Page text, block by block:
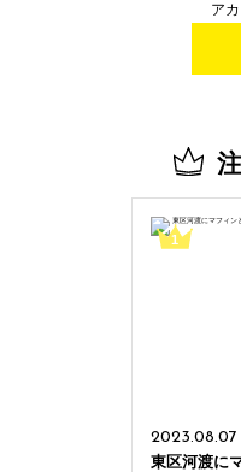
ア
2023.08.07
東区河渡に